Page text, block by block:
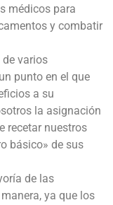
médicos para
y combatir
varios
punto en el que
a su
la asignación
recetar nuestros
básico» de sus
de las
ya que los